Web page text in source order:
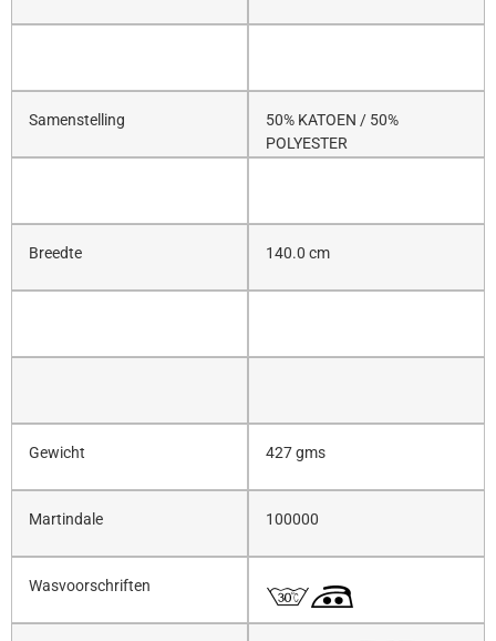
Samenstelling
50% KATOEN / 50%
POLYESTER
Breedte 140.0 cm
Gewicht 427 gms
Martindale 100000
Wasvoorschriften